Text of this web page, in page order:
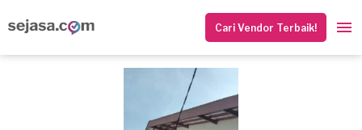
Cari Vendor Terbaik!